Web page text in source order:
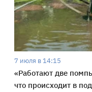
7 июля в 14:15
«Работают две
что происходит в